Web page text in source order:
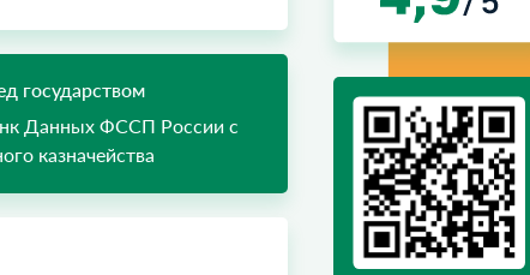
государством
Данных ФССП России с
казначейства